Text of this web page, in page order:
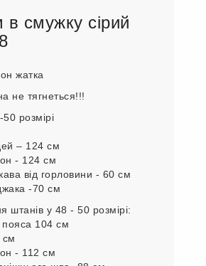
смужку сірий
не тягнеться!!!
розмірі